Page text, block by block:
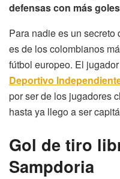
defensas con más
Para nadie es un secreto
es de los colombianos
fútbol europeo. El
Deportivo
por ser de los jugadores
hasta ya llego a ser
Gol de tiro
Sampdoria